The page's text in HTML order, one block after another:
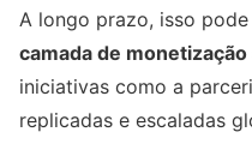
A longo prazo, isso
camada de monetização
iniciativas como a
replicadas e escaladas